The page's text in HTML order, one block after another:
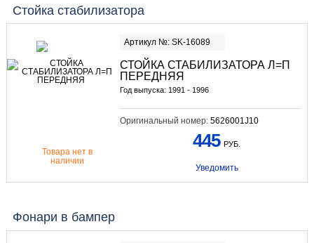
Стойка стабилизатора
Артикул №: SK-16089
СТОЙКА СТАБИЛИЗАТОРА Л=П
ПЕРЕДНЯЯ
Год выпуска: 1991 - 1996
Оригинальный номер: 5626001J10
Товара нет в
наличии
445 РУБ.
Уведомить
Фонари в бампер